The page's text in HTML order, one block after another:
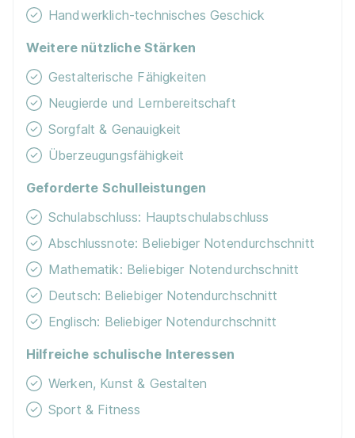
Handwerklich-technisches Geschick
Weitere nützliche Stärken
Gestalterische Fähigkeiten
Neugierde und Lernbereitschaft
Sorgfalt & Genauigkeit
Überzeugungsfähigkeit
Geforderte Schulleistungen
Schulabschluss: Hauptschulabschluss
Abschlussnote: Beliebiger Notendurchschnitt
Mathematik: Beliebiger Notendurchschnitt
Deutsch: Beliebiger Notendurchschnitt
Englisch: Beliebiger Notendurchschnitt
Hilfreiche schulische Interessen
Werken, Kunst & Gestalten
Sport & Fitness